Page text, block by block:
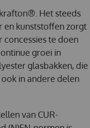
Het steeds
en kunststoffen zorgt
te doen
groei in
glasbakken, die
in andere delen
van CUR-